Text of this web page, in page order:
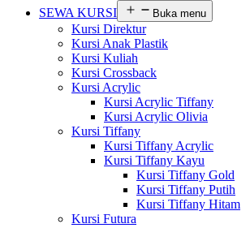
SEWA KURSI
Buka menu
Kursi Direktur
Kursi Anak Plastik
Kursi Kuliah
Kursi Crossback
Kursi Acrylic
Kursi Acrylic Tiffany
Kursi Acrylic Olivia
Kursi Tiffany
Kursi Tiffany Acrylic
Kursi Tiffany Kayu
Kursi Tiffany Gold
Kursi Tiffany Putih
Kursi Tiffany Hitam
Kursi Futura